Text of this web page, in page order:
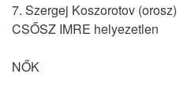
7. Szergej Koszorotov (orosz)
CSŐSZ IMRE helyezetlen
NŐK